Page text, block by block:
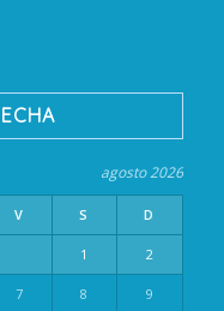
agosto 2026
V S D
1 2
7 8 9